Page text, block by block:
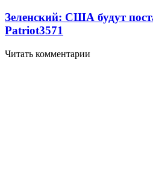
Зеленский: США будут
Patriot3571
Читать комментарии